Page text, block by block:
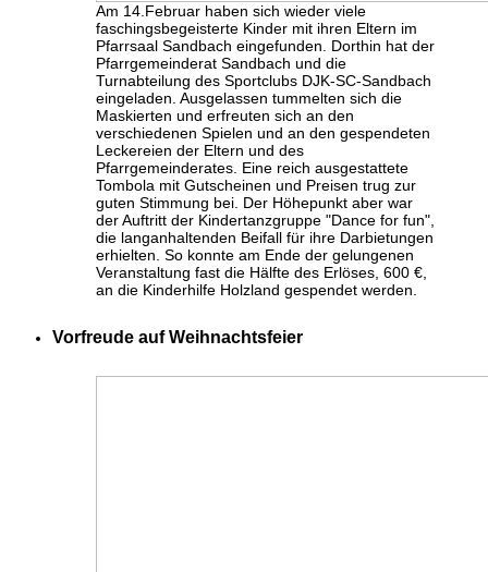
Am 14.Februar haben sich wieder viele
faschingsbegeisterte Kinder mit ihren Eltern im
Pfarrsaal Sandbach eingefunden. Dorthin hat der
Pfarrgemeinderat Sandbach und die
Turnabteilung des Sportclubs DJK-SC-Sandbach
eingeladen. Ausgelassen tummelten sich die
Maskierten und erfreuten sich an den
verschiedenen Spielen und an den gespendeten
Leckereien der Eltern und des
Pfarrgemeinderates. Eine reich ausgestattete
Tombola mit Gutscheinen und Preisen trug zur
guten Stimmung bei. Der Höhepunkt aber war
der Auftritt der Kindertanzgruppe "Dance for fun",
die langanhaltenden Beifall für ihre Darbietungen
erhielten. So konnte am Ende der gelungenen
Veranstaltung fast die Hälfte des Erlöses, 600 €,
an die Kinderhilfe Holzland gespendet werden.
Vorfreude auf Weihnachtsfeier